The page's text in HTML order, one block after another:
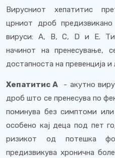
Вирусниот хепатитис
црниот дроб
вируси: A, B, C, D и E.
начинот на пренесување,
достапноста на превенција и
Хепатитис А
- акутно
дроб што се пренесува по
поминува без симптоми
особено кај деца под пет
ризикот од потешка
предизвикува хронична